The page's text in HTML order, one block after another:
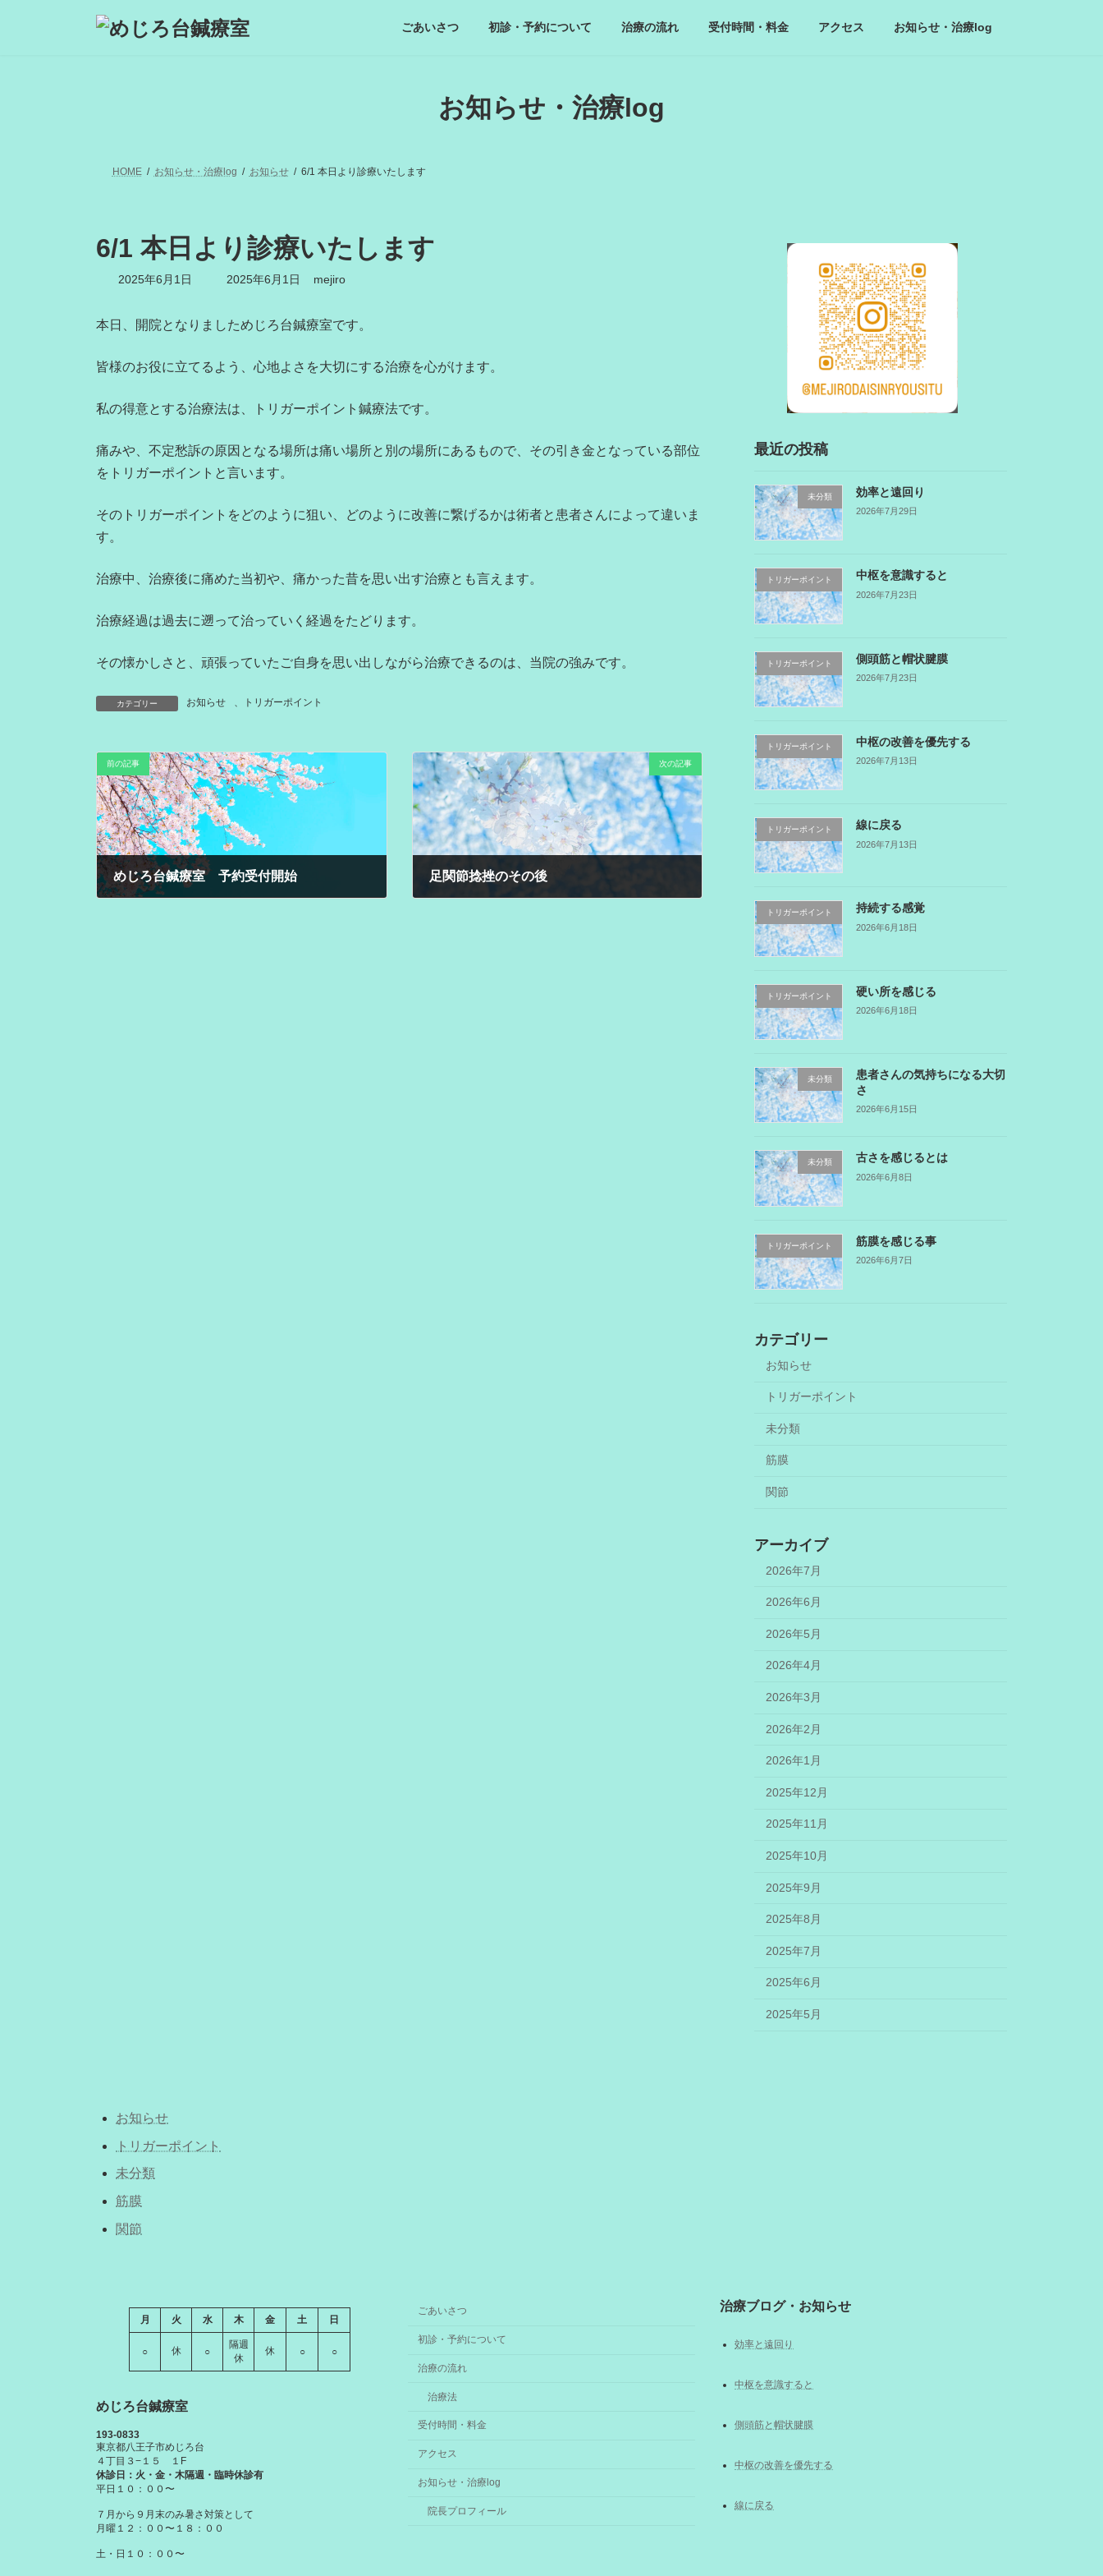
ごあいさつ 初診・予約について 治療の流れ 受付時間・料金 アクセス お知らせ・治療log
お知らせ・治療log
HOME お知らせ・治療log お知らせ 6/1 本日より診療いたします
6/1 本日より診療いたします
2025年6月1日
最
新
2025年6月1日 mejiro
本日、開院となりましためじろ台鍼療室です。
皆様のお役に立てるよう、心地よさを大切にする治療を心がけます。
私の得意とする治療法は、トリガーポイント鍼療法です。
痛みや、不定愁訴の原因となる場所は痛い場所と別の場所にあるもので、その引き金となっている部位
をトリガーポイントと言います。
そのトリガーポイントをどのように狙い、どのように改善に繋げるかは術者と患者さんによって違いま
す。
治療中、治療後に痛めた当初や、痛かった昔を思い出す治療とも言えます。
治療経過は過去に遡って治っていく経過をたどります。
その懐かしさと、頑張っていたご自身を思い出しながら治療できるのは、当院の強みです。
カテゴリー お知らせ トリガーポイント
前の記事
めじろ台鍼療室 予約受付開始
次の記事
足関節捻挫のその後
最近の投稿
未分類 効率と遠回り
2026年7月29日
トリガーポイント 中枢を意識すると
2026年7月23日
トリガーポイント 側頭筋と帽状腱膜
2026年7月23日
トリガーポイント 中枢の改善を優先する
2026年7月13日
トリガーポイント 線に戻る
2026年7月13日
トリガーポイント 持続する感覚
2026年6月18日
トリガーポイント 硬い所を感じる
2026年6月18日
未分類
患者さんの気持ちになる大切
さ
2026年6月15日
未分類 古さを感じるとは
2026年6月8日
トリガーポイント 筋膜を感じる事
2026年6月7日
カテゴリー
お知らせ
トリガーポイント
未分類
筋膜
関節
アーカイブ
2026年7月
2026年6月
2026年5月
2026年4月
2026年3月
2026年2月
2026年1月
2025年12月
2025年11月
2025年10月
2025年9月
2025年8月
2025年7月
2025年6月
2025年5月
お知らせ
トリガーポイント
未分類
筋膜
関節
月 火 水 木 金 土 日
○ 休 ○
隔週
休
休 ○ ○
めじろ台鍼療室
193-0833
東京都八王子市めじろ台
４丁目３−１５ １F
休診日：火・金・木隔週・臨時休診有
平日１０：００〜
７月から９月末のみ暑さ対策として
月曜１２：００〜１８：００
土・日１０：００〜
ごあいさつ
初診・予約について
治療の流れ
治療法
受付時間・料金
アクセス
お知らせ・治療log
院長プロフィール
治療ブログ・お知らせ
効率と遠回り
中枢を意識すると
側頭筋と帽状腱膜
中枢の改善を優先する
線に戻る